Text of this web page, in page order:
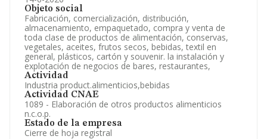
Objeto social
Fabricación, comercialización, distribución,
almacenamiento, empaquetado, compra y venta de
toda clase de productos de alimentación, conservas,
vegetales, aceites, frutos secos, bebidas, textil en
general, plásticos, cartón y souvenir. la instalación y
explotación de negocios de bares, restaurantes,
Actividad
Industria product.alimenticios,bebidas
Actividad CNAE
1089 - Elaboración de otros productos alimenticios
n.c.o.p.
Estado de la empresa
Cierre de hoja registral